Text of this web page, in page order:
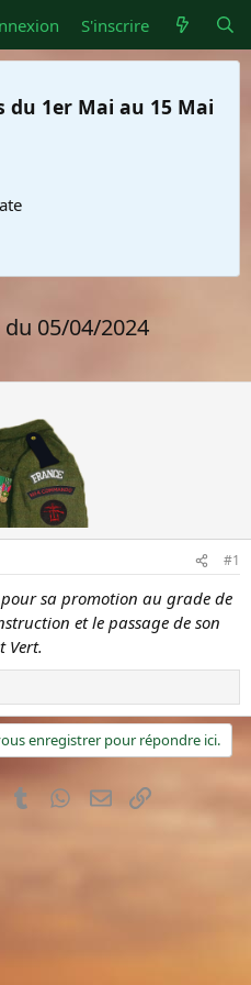
S'inscrire
du 1er Mai au 15 Mai
05/04/2024
#1
sa promotion au grade de
et le passage de son
Vert.
enregistrer pour répondre ici.
PinterestTumblr WhatsApp
E-mailLien